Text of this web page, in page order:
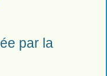
par la